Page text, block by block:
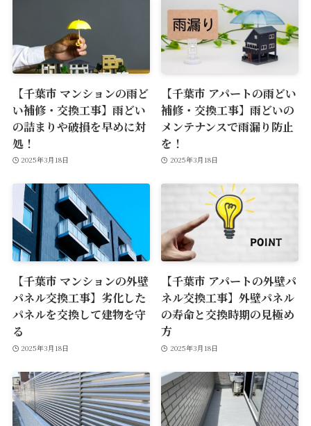
【千葉市 マンションの雨ど
い補修・交換工事】雨どい
の詰まりや破損を早めに対
処！
2025年3月18日
【千葉市 アパートの雨どい
補修・交換工事】雨どいの
メンテナンスで雨漏り防止
を！
2025年3月18日
【千葉市 マンションの外壁
パネル交換工事】劣化した
パネルを交換して建物を守
る
2025年3月18日
【千葉市 アパートの外壁パ
ネル交換工事】外壁パネル
の寿命と交換時期の見極め
方
2025年3月18日